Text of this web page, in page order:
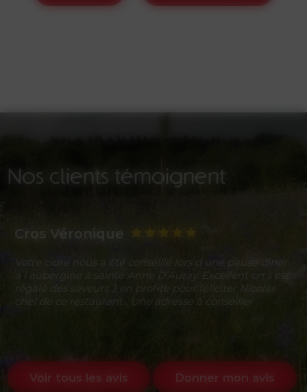
Nos clients témoignent
Cros Véronique
Votre cidre nous a été conseillé lors d une pause dîner
à l aubergine à sainte Anne D’Auray. Excellent on s est
régalé des saveurs J en profite pour féliciter Nicolas
chef de ce restaurant . Une adresse à conseiller
Voir tous les avis Donner mon avis